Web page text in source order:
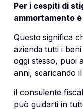
Per i cespiti di
ammortamento è
Questo significa
azienda tutti i
oggi stesso, puoi
anni, scaricando
il consulente
può guidarti in